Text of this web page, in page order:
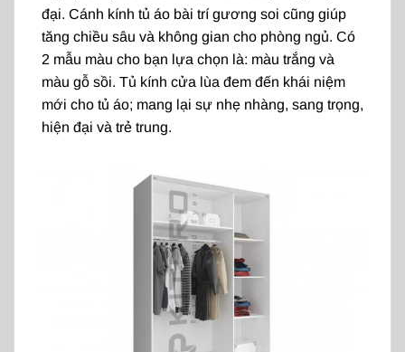
đại. Cánh kính tủ áo bài trí gương soi cũng giúp
tăng chiều sâu và không gian cho phòng ngủ. Có
2 mẫu màu cho bạn lựa chọn là: màu trắng và
màu gỗ sồi. Tủ kính cửa lùa đem đến khái niệm
mới cho tủ áo; mang lại sự nhẹ nhàng, sang trọng,
hiện đại và trẻ trung.